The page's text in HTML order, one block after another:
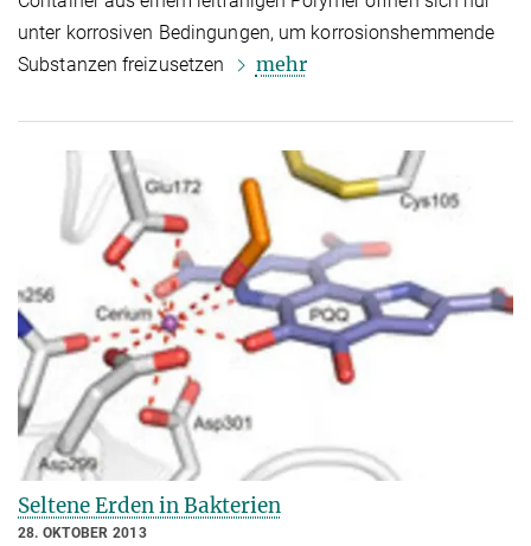
unter korrosiven Bedingungen, um korrosionshemmende
Substanzen freizusetzen
mehr
Seltene Erden in Bakterien
28. OKTOBER 2013